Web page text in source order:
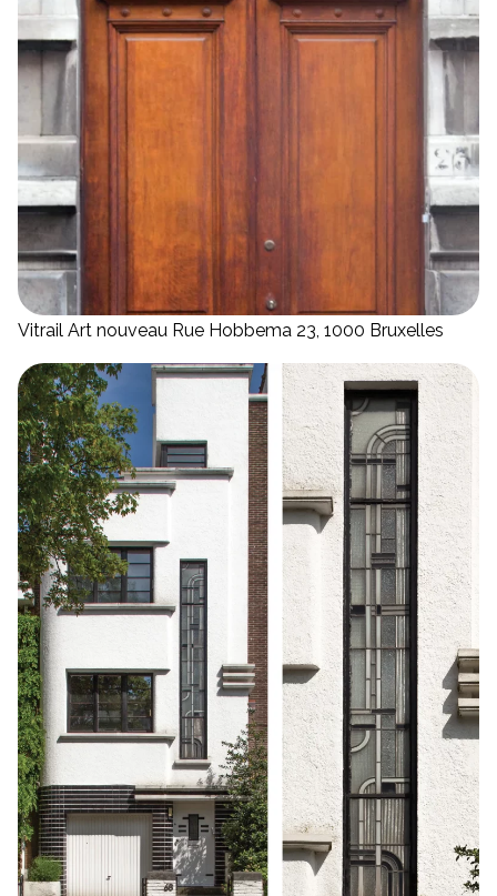
Vitrail Art nouveau Rue Hobbema 23, 1000 Bruxelles